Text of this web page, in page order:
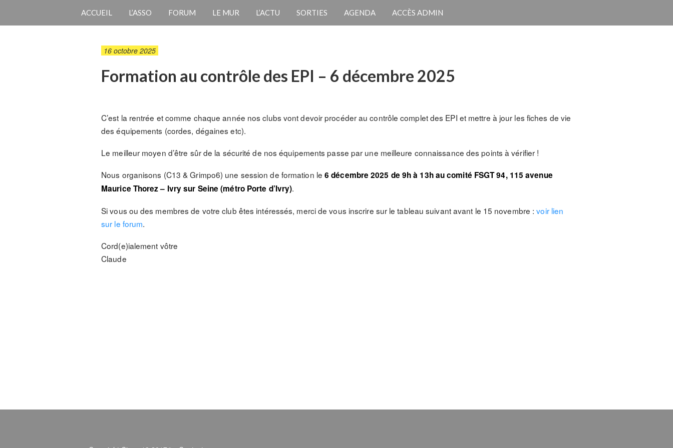
ACCUEIL L’ASSO FORUM LE MUR L’ACTU SORTIES AGENDA ACCÈS ADMIN
16 octobre 2025
Formation au contrôle des EPI – 6 décembre 2025
C’est la rentrée et comme chaque année nos clubs vont devoir procéder au contrôle complet des EPI et mettre à jour les fiches de vie
des équipements (cordes, dégaines etc).
Le meilleur moyen d’être sûr de la sécurité de nos équipements passe par une meilleure connaissance des points à vérifier !
Nous organisons (C13 & Grimpo6) une session de formation le 6 décembre 2025 de 9h à 13h au comité FSGT 94, 115 avenue
Maurice Thorez – Ivry sur Seine (métro Porte d’Ivry).
Si vous ou des membres de votre club êtes intéressés, merci de vous inscrire sur le tableau suivant avant le 15 novembre :voir lien
sur le forum.
Cord(e)ialement vôtre
Claude